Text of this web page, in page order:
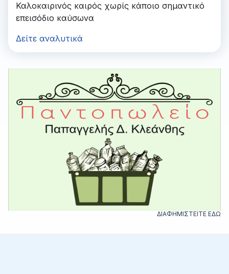
Καλοκαιρινός καιρός χωρίς κάποιο σημαντικό
επεισόδιο καύσωνα
Δείτε αναλυτικά
ΔΙΑΦΗΜΙΣΤΕΙΤΕ ΕΔΩ